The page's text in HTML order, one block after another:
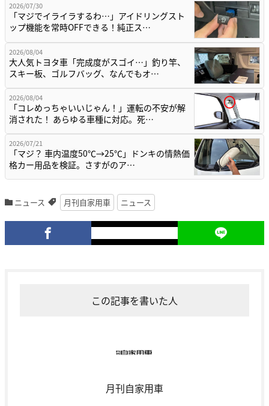
2026/07/30
「マジでイライラするわ…」アイドリングスト
ップ機能を常時OFFできる！純正ス…
2026/08/04
大人気トヨタ車「完成度がスゴイ…」釣り竿、
スキー板、ゴルフバッグ、なんでもオ…
2026/08/04
「コレめっちゃいいじゃん！」運転の不安が解
消された！ あらゆる車種に対応。死…
2026/07/21
「マジ？ 車内温度50℃→25℃」ドンキの情熱価
格カー用品を検証。さすがのア…
ニュース 月刊自家用車 ニュース
この記事を書いた人
月刊自家用車